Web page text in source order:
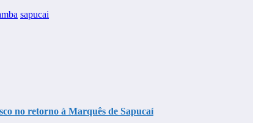
sapucai
no retorno à Marquês de Sapucaí